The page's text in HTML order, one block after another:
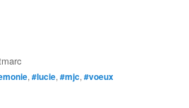
, #lucie, #mjc, #voeux